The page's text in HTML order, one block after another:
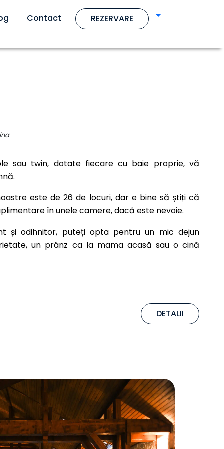
Contact REZERVARE
sau twin, dotate fiecare cu baie proprie, vă
este de 26 de locuri, dar e bine să știți că
în unele camere, dacă este nevoie.
și odihnitor, puteți opta pentru un mic dejun
un prânz ca la mama acasă sau o cină
DETALII